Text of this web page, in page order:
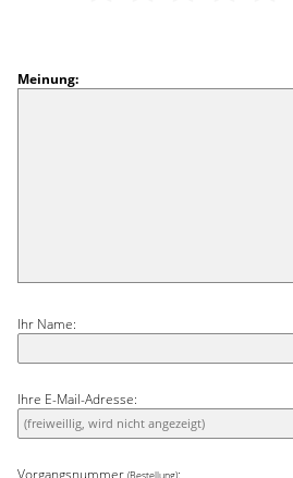
Meinung:
Ihr Name:
Ihre E-Mail-Adresse: